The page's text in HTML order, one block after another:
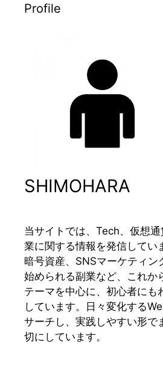
Profile
SHIMOHARA
当サイトでは、Tech、仮想
業に関する情報を発信してい
暗号資産、SNSマーケティン
始められる副業など、これか
テーマを中心に、初心者にも
しています。日々変化する
サーチし、実践しやすい形で
切にしています。